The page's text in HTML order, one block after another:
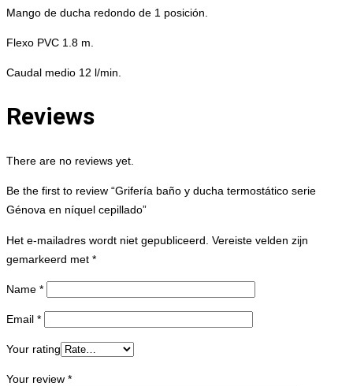
Mango de ducha redondo de 1 posición.
Flexo PVC 1.8 m.
Caudal medio 12 l/min.
Reviews
There are no reviews yet.
Be the first to review “Grifería baño y ducha termostático serie
Génova en níquel cepillado”
Het e-mailadres wordt niet gepubliceerd. Vereiste velden zijn
gemarkeerd met *
Name *
Email *
Your rating
Your review *